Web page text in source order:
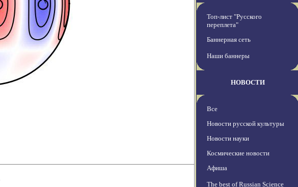
Топ-лист "Русского
переплета"
Баннерная сеть
Наши баннеры
НОВОСТИ
Все
Новости русской культуры
Новости науки
Космические новости
Афиша
The best of Russian Science